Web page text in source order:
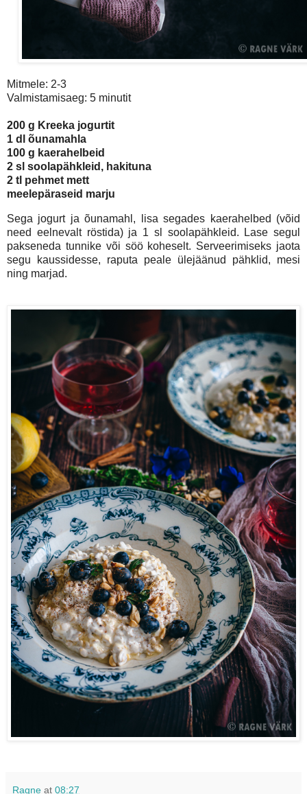
Mitmele: 2-3
Valmistamisaeg: 5 minutit
200 g Kreeka jogurtit
1 dl õunamahla
100 g kaerahelbeid
2 sl soolapähkleid, hakituna
2 tl pehmet mett
meelepäraseid marju
Sega jogurt ja õunamahl, lisa segades kaerahelbed (võid
need eelnevalt röstida) ja 1 sl soolapähkleid. Lase segul
pakseneda tunnike või söö koheselt. Serveerimiseks jaota
segu kaussidesse, raputa peale ülejäänud pähklid, mesi
ning marjad.
Ragne at 08:27